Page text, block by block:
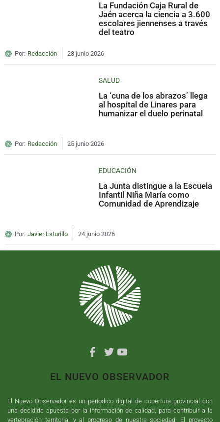
La Fundación Caja Rural de
Jaén acerca la ciencia a 3.600
escolares jiennenses a través
del teatro
Por: Redacción 28 junio 2026
SALUD
La ‘cuna de los abrazos’ llega
al hospital de Linares para
humanizar el duelo perinatal
Por: Redacción 25 junio 2026
EDUCACIÓN
La Junta distingue a la Escuela
Infantil Niña María como
Comunidad de Aprendizaje
Por: Javier Esturillo 24 junio 2026
EL NUEVO OBSERVADOR
El Nuevo Observador es un periodico digital de cobertura provincial con
una decidida apuesta por la información de calidad, para contribuir a la
vertebración territorial y al progreso de nuestra sociedad. El proyecto